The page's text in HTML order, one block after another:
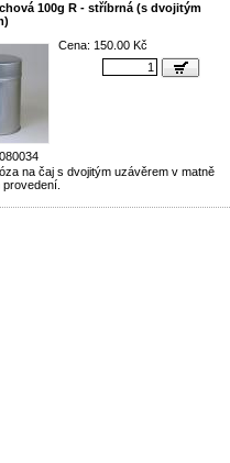
100g R - stříbrná (s dvojitým
Cena: 150.00 Kč
na čaj s dvojitým uzávěrem v matně